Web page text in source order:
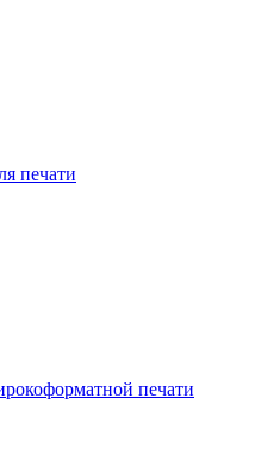
печати
печати